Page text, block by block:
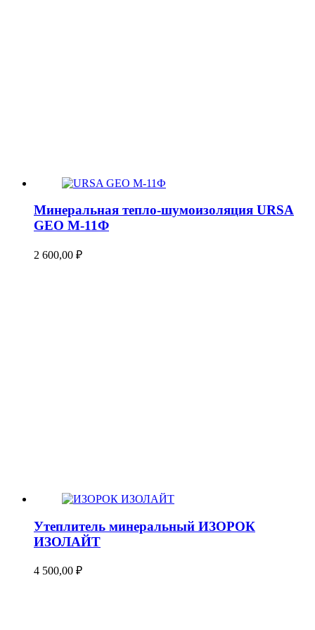
Минеральная тепло-шумоизоляция URSA
GEO М-11Ф
2 600,00 ₽
Утеплитель минеральный ИЗОРОК
ИЗОЛАЙТ
4 500,00 ₽